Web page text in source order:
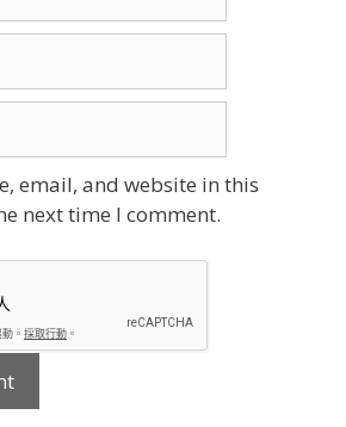
email, and website in this
next time I comment.